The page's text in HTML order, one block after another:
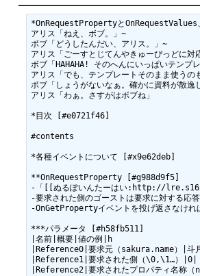
*OnRequestPropertyとOnRequestValues
アリス「ねえ、ボブ。」~
ボブ「どうしたんだい、アリス。」~
アリス「ごーすとじてんやきゅーぴっどに
ボブ「HAHAHA! そのへんにいっぱいテンプ
アリス「でも、テンプレートそのまま使うの
ボブ「しょうがないなぁ。確かに資料が散
アリス「わぁ。さすがはボブね」
*目次 [#e0721f46]
#contents
*各種イベントについて [#x9e62deb]
**OnRequestProperty [#g988d9f5]
-「[[ぬるぽいんたーはい:http://
-要求された側のゴーストは要求に対する応
-OnGetPropertyイベントを投げ返さなけれ
***パラメータ [#h58fb511]
|名前|概要|値の例|h
|Reference0|要求元（sakura.name）|斗
|Reference1|要求された側（\0,\1…）|0|
|Reference2|要求されたプロパティ名称（